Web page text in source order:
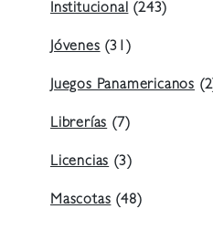
Institucional (243)
Jóvenes (31)
Juegos Panamericanos
Librerías (7)
Licencias (3)
Mascotas (48)